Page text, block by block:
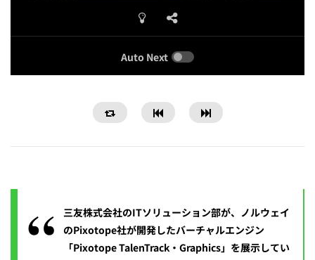
Auto Next
三友株式会社のITソリューション部が、ノルウェイ
のPixotope社が開発したバーチャルエンジン
「Pixotope TalenTrack・Graphics」を展示してい